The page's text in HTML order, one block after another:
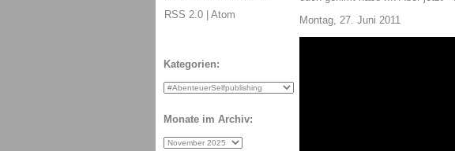
Montag, 27. Juni 2011
RSS 2.0 | Atom
Kategorien:
Monate im Archiv: